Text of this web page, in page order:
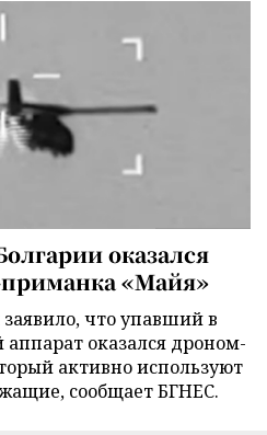
оказался
«Майя»
что упавший в
оказался дроном-
активно используют
сообщает БГНЕС.